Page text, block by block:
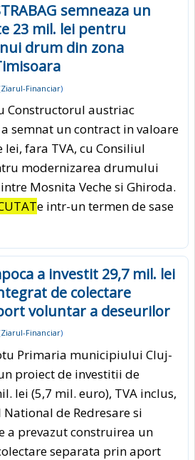
semneaza un
23 mil. lei pentru
drum din zona
Ziarul-Financiar)
Constructorul austriac
a semnat un contract in valoare
fara TVA, cu Consiliul
modernizarea drumului
Mosnita Veche si Ghiroda.
e intr-un termen de sase
a investit 29,7 mil. lei
de colectare
voluntar a deseurilor
Ziarul-Financiar)
Primaria municipiului Cluj-
proiect de investitii de
lei (5,7 mil. euro), TVA inclus,
de Redresare si
a prevazut construirea un
separata prin aport